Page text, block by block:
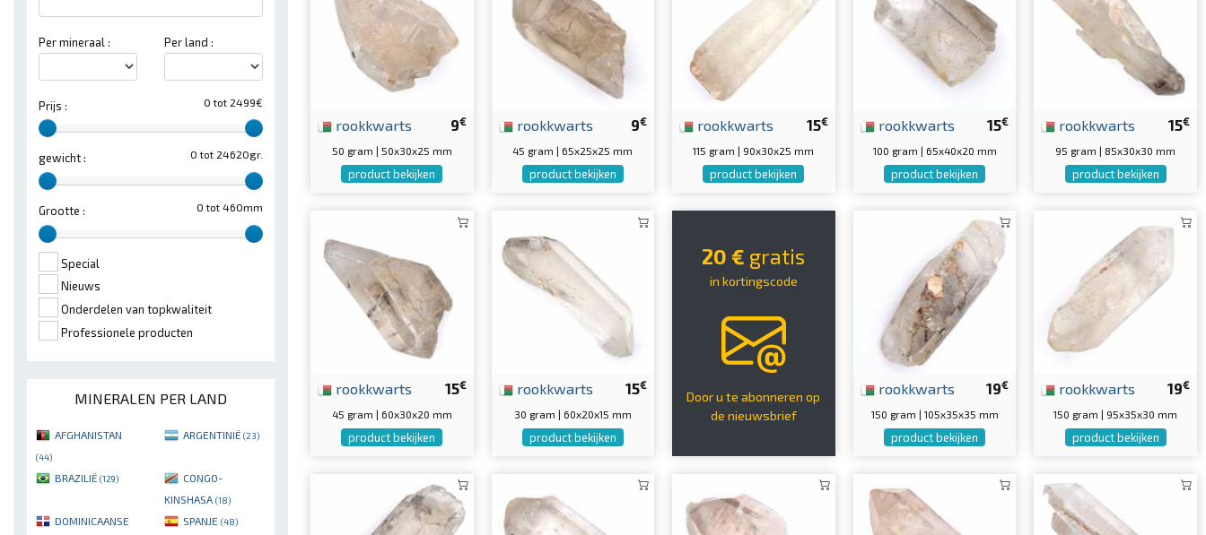
Per mineraal : Per land :
0 tot 2499€
Prijs :
0 tot 24620gr.
gewicht :
0 tot 460mm
Grootte :
Special
Nieuws
Onderdelen van topkwaliteit
Professionele producten
MINERALEN PER LAND
AFGHANISTAN
(44)
ARGENTINIË (23)
BRAZILIË (129)
CONGO-
KINSHASA (18)
DOMINICAANSE
SPANJE (48)
9€
rookkwarts
50 gram | 50x30x25 mm
product bekijken
9€
rookkwarts
45 gram | 65x25x25 mm
product bekijken
15€
rookkwarts
115 gram | 90x30x25 mm
product bekijken
15€
rookkwarts
100 gram | 65x40x20 mm
product bekijken
15€
rookkwarts
95 gram | 85x30x30 mm
product bekijken
15€
rookkwarts
45 gram | 60x30x20 mm
product bekijken
15€
rookkwarts
30 gram | 60x20x15 mm
product bekijken
20 € gratis
in kortingscode
Door u te abonneren op
de nieuwsbrief
19€
rookkwarts
150 gram | 105x35x35 mm
product bekijken
19€
rookkwarts
150 gram | 95x35x30 mm
product bekijken